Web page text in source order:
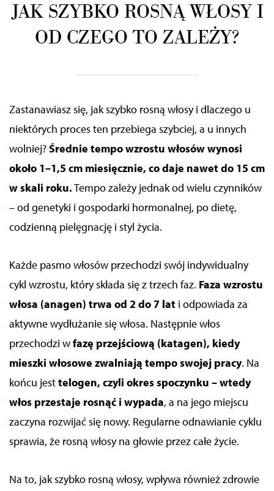
JAK SZYBKO ROSNĄ WŁOSY I
OD CZEGO TO ZALEŻY?
Zastanawiasz się, jak szybko rosną włosy i dlaczego u
niektórych proces ten przebiega szybciej, a u innych
wolniej?Średnie tempo wzrostu włosów wynosi
około 1–1,5 cm miesięcznie, co daje nawet do 15 cm
w skali roku.Tempo zależy jednak od wielu czynników
– od genetyki i gospodarki hormonalnej, po dietę,
codzienną pielęgnację i styl życia.
Każde pasmo włosów przechodzi swój indywidualny
cykl wzrostu, który składa się z trzech faz. Faza wzrostu
włosa (anagen) trwa od 2 do 7 lat i odpowiada za
aktywne wydłużanie się włosa. Następnie włos
przechodzi wfazę przejściową (katagen), kiedy
mieszki włosowe zwalniają tempo swojej pracy. Na
końcu jesttelogen, czyli okres spoczynku – wtedy
włos przestaje rosnąć i wypada, a na jego miejscu
zaczyna rozwijać się nowy. Regularne odnawianie cyklu
sprawia, że rosną włosy na głowie przez całe życie.
Na to, jak szybko rosną włosy, wpływa również zdrowie